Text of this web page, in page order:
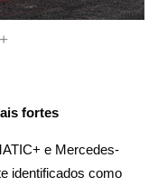
fortes
e Mercedes-
identificados como